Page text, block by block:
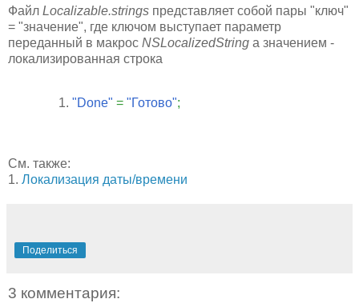
Файл Localizable.strings представляет собой пары "ключ"
= "значение", где ключом выступает параметр
переданный в макрос NSLocalizedString а значением -
локализированная строка
"Done" = "Готово";
См. также:
1. Локализация даты/времени
Поделиться
3 комментария: